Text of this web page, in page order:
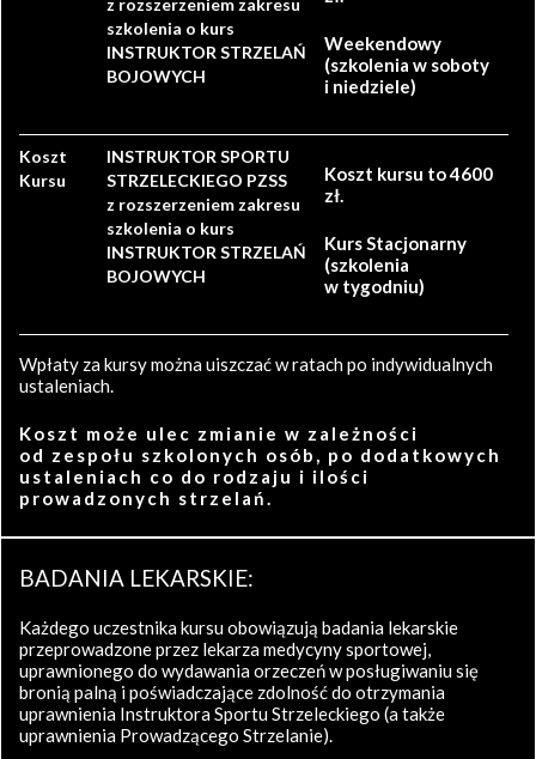
szkolenia o kurs
INSTRUKTOR STRZELAŃ
BOJOWYCH
Weekendowy
(szkolenia w soboty
i niedziele)
Koszt
Kursu
INSTRUKTOR SPORTU
STRZELECKIEGO PZSS
z rozszerzeniem zakresu
szkolenia o kurs
INSTRUKTOR STRZELAŃ
BOJOWYCH
Koszt kursu to 4600
zł.
Kurs Stacjonarny
(szkolenia
w tygodniu)
Wpłaty za kursy można uiszczać w ratach po indywidualnych
ustaleniach.
Koszt może ulec zmianie w zależności
od zespołu szkolonych osób, po dodatkowych
ustaleniach co do rodzaju i ilości
prowadzonych strzelań.
BADANIA LEKARSKIE:
Każdego uczestnika kursu obowiązują badania lekarskie
przeprowadzone przez lekarza medycyny sportowej,
uprawnionego do wydawania orzeczeń w posługiwaniu się
bronią palną i poświadczające zdolność do otrzymania
uprawnienia Instruktora Sportu Strzeleckiego (a także
uprawnienia Prowadzącego Strzelanie).